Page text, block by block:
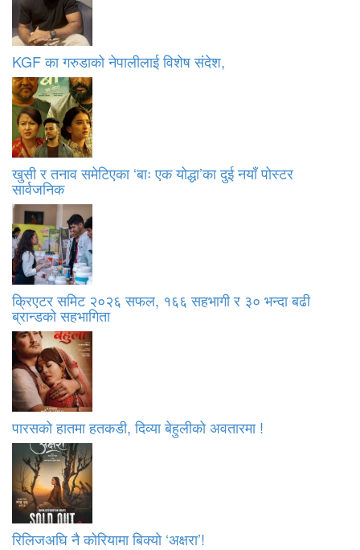
KGF का गरुडाको नेपालीलाई विशेष संदेश,
खुसी र तनाव समेटिएका ‘बाः एक योद्धा’का दुई नयाँ पोस्टर
सार्वजनिक
क्रिएटर समिट २०२६ सफल, १६६ सहभागी र ३० भन्दा बढी
ब्रान्डको सहभागिता
पारसको हातमा हतकडी, दिव्या बेहुलीको अवतारमा !
रिलिजअघि नै कोरियामा बिक्यो ‘अक्षरा’!